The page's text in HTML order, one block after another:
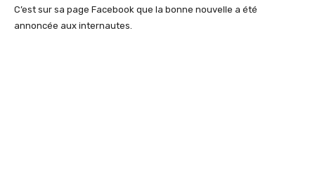
C’est sur sa page Facebook que la bonne nouvelle a été
annoncée aux internautes.